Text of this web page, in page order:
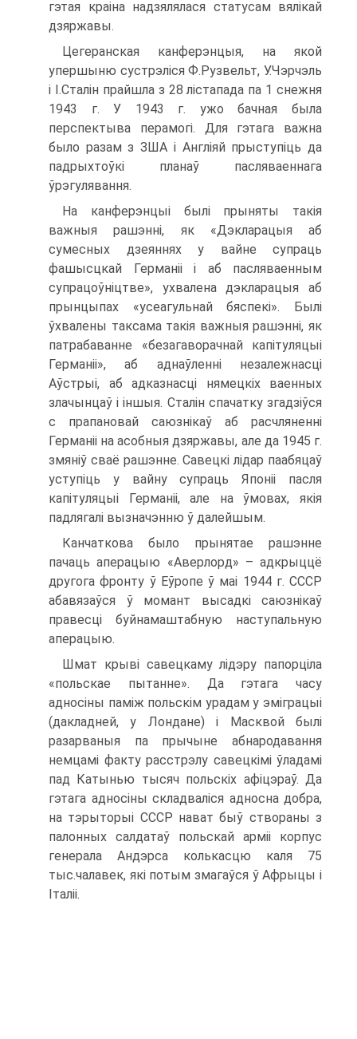
гэтая краіна надзялялася статусам вялікай
дзяржавы.
Цегеранская канферэнцыя, на якой
упершыню сустрэліся Ф.Рузвельт, У.Чэрчэль
і І.Сталін прайшла з 28 лістапада па 1 снежня
1943 г. У 1943 г. ужо бачная была
перспектыва перамогі. Для гэтага важна
было разам з ЗША і Англіяй прыступіць да
падрыхтоўкі планаў пасляваеннага
ўрэгулявання.
На канферэнцыі былі прыняты такія
важныя рашэнні, як «Дэкларацыя аб
сумесных дзеяннях у вайне супраць
фашысцкай Германіі і аб пасляваенным
супрацоўніцтве», ухвалена дэкларацыя аб
прынцыпах «усеагульнай бяспекі». Былі
ўхвалены таксама такія важныя рашэнні, як
патрабаванне «безагаворачнай капітуляцыі
Германіі», аб аднаўленні незалежнасці
Аўстрыі, аб адказнасці нямецкіх ваенных
злачынцаў і іншыя. Сталін спачатку згадзіўся
с прапановай саюзнікаў аб расчляненні
Германіі на асобныя дзяржавы, але да 1945 г.
змяніў сваё рашэнне. Савецкі лідар паабяцаў
уступіць у вайну супраць Японіі пасля
капітуляцыі Германіі, але на ўмовах, якія
падлягалі вызначэнню ў далейшым.
Канчаткова было прынятае рашэнне
пачаць аперацыю «Аверлорд» – адкрыццё
другога фронту ў Еўропе ў маі 1944 г. СССР
абавязаўся ў момант высадкі саюзнікаў
правесці буйнамаштабную наступальную
аперацыю.
Шмат крыві савецкаму лідэру папорціла
«польскае пытанне». Да гэтага часу
адносіны паміж польскім урадам у эміграцыі
(дакладней, у Лондане) і Масквой былі
разарваныя па прычыне абнародавання
немцамі факту расстрэлу савецкімі ўладамі
пад Катынью тысяч польскіх афіцэраў. Да
гэтага адносіны складваліся адносна добра,
на тэрыторыі СССР нават быў створаны з
палонных салдатаў польскай арміі корпус
генерала Андэрса колькасцю каля 75
тыс.чалавек, які потым змагаўся ў Афрыцы і
Італіі.